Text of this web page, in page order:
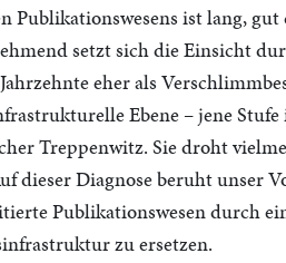
Publikationswesens ist lang,
setzt sich die Einsicht
eher als
Ebene – jene
Treppenwitz. Sie droht
dieser Diagnose beruht unser
Publikationswesen durch
zu ersetzen.